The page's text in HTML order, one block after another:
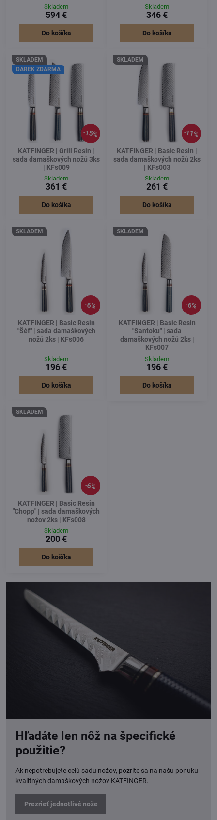
Skladem
594 €
Do košíka
Skladem
346 €
Do košíka
15%
SKLADEM
DÁREK ZDARMA
KATFINGER | Grill Resin |
sada damaškových nožů 3ks
| KFs009
Skladem
361 €
Do košíka
11%
SKLADEM
KATFINGER | Basic Resin |
sada damaškových nožů 2ks
| KFs003
Skladem
261 €
Do košíka
6%
SKLADEM
KATFINGER | Basic Resin
"Šéf" | sada damaškových
nožů 2ks | KFs006
Skladem
196 €
Do košíka
6%
SKLADEM
KATFINGER | Basic Resin
"Santoku" | sada
damaškových nožů 2ks |
KFs007
Skladem
196 €
Do košíka
6%
SKLADEM
KATFINGER | Basic Resin
"Chopp" | sada damaškových
nožov 2ks | KFs008
Skladem
200 €
Do košíka
Hľadáte len nôž na špecifické
použitie?
Ak nepotrebujete celú sadu nožov, pozrite sa na našu ponuku
kvalitných damaškových nožov KATFINGER.
Prezrieť jednotlivé nože